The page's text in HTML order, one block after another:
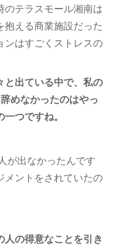
テラスモール湘南は
抱える商業施設だった
ンはすごくストレスの
と出ている中で、私の
めなかったのはやっ
つですね。
出なかったんです
メントをされていたの
人の得意なことを引き